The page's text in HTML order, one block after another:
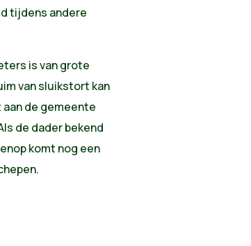
tijdens andere
is van grote
van sluikstort kan
de gemeente
de dader bekend
komt nog een